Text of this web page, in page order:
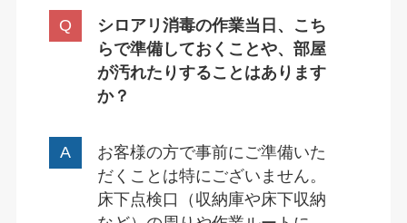
シロアリ消毒の作業当日、こち
らで準備しておくことや、部屋
が汚れたりすることはあります
か？
お客様の方で事前にご準備いた
だくことは特にございません。
床下点検口（収納庫や床下収納